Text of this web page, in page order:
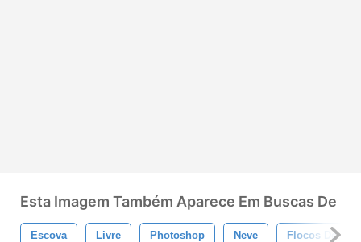
Esta Imagem Também Aparece Em Buscas De
Escova Livre Photoshop Neve Flocos De